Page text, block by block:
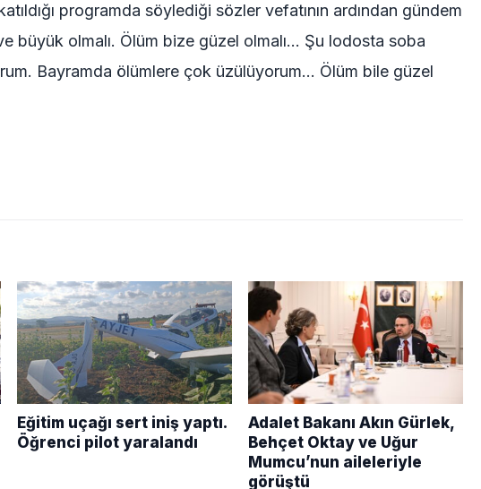
programda söylediği sözler vefatının ardından gündem
büyük olmalı. Ölüm bize güzel olmalı… Şu lodosta soba
Bayramda ölümlere çok üzülüyorum… Ölüm bile güzel
Eğitim uçağı sert iniş yaptı.
Öğrenci pilot yaralandı
Adalet Bakanı Akın Gürlek,
Behçet Oktay ve Uğur
Mumcu’nun aileleriyle
görüştü